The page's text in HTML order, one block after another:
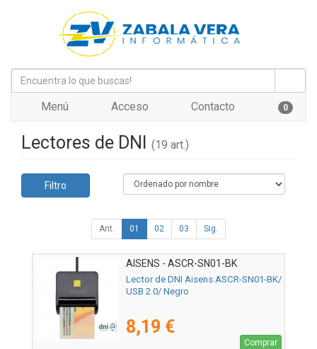
Menú Acceso Contacto 0
Lectores de DNI (19 art.)
Filtro
Ant. 01 02 03 Sig.
AISENS - ASCR-SN01-BK
Lector de DNI Aisens ASCR-SN01-BK/
USB 2.0/ Negro
8,19 €
Comprar